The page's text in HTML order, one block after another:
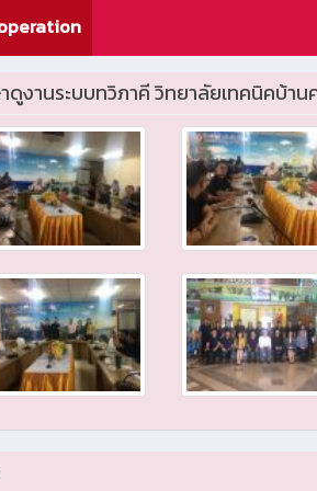
ดูงานระบบทวิภาคี วิทยาลัยเทคนิคบ้าน